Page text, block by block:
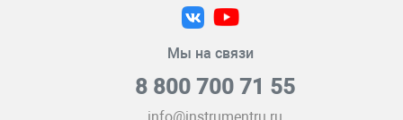
Мы на связи
8 800 700 71 55
info@instrumentru.ru